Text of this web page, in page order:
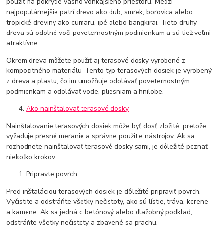
použiť na pokrytie vášho vonkajšieho priestoru. Medzi
najpopulárnejšie patrí drevo ako dub, smrek, borovica alebo
tropické dreviny ako cumaru, ipé alebo bangkirai. Tieto druhy
dreva sú odolné voči poveternostným podmienkam a sú tiež veľmi
atraktívne.
Okrem dreva môžete použiť aj terasové dosky vyrobené z
kompozitného materiálu. Tento typ terasových dosiek je vyrobený
z dreva a plastu, čo im umožňuje odolávať poveternostným
podmienkam a odolávať vode, pliesniam a hnilobe.
Ako nainštalovať terasové dosky
Nainštalovanie terasových dosiek môže byť dosť zložité, pretože
vyžaduje presné meranie a správne použitie nástrojov. Ak sa
rozhodnete nainštalovať terasové dosky sami, je dôležité poznať
niekoľko krokov.
Pripravte povrch
Pred inštaláciou terasových dosiek je dôležité pripraviť povrch.
Vyčistite a odstráňte všetky nečistoty, ako sú lístie, tráva, korene
a kamene. Ak sa jedná o betónový alebo dlažobný podklad,
odstráňte všetky nečistoty a zbavené sa prachu.